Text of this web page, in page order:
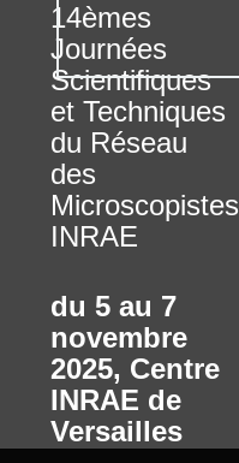
14èmes
Journées
Scientifiques
et Techniques
du Réseau
des
Microscopistes
INRAE
du 5 au 7
novembre
2025, Centre
INRAE de
Versailles